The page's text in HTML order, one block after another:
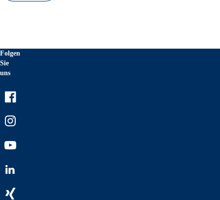
Folgen
Sie
uns
Youtube